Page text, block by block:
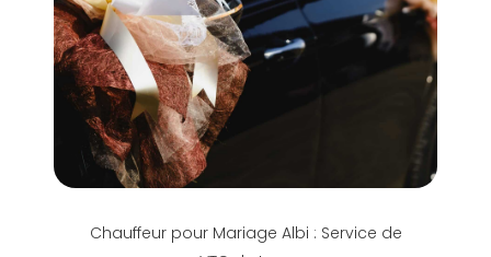
Chauffeur pour Mariage Albi : Service de